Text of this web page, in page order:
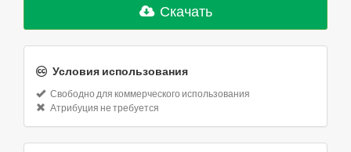
Скачать
Условия использования
Свободно для коммерческого использования
Атрибуция не требуется